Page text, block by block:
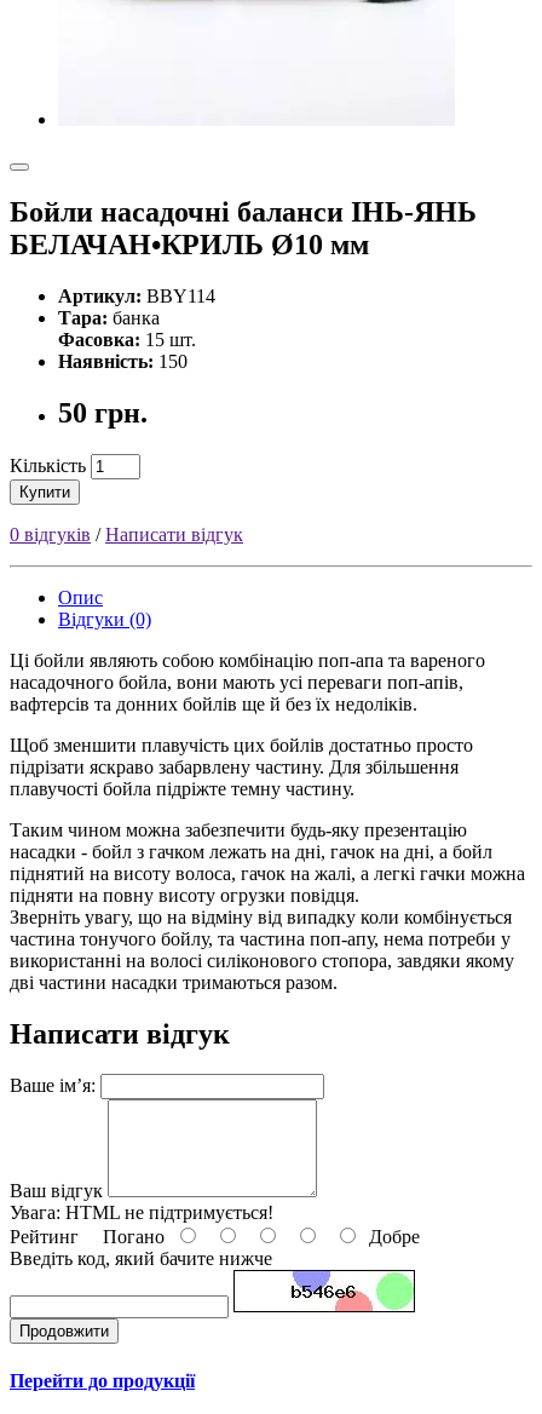
Бойли насадочні баланси ІНЬ-ЯНЬ
БЕЛАЧАН•КРИЛЬ Ø10 мм
Артикул: BBY114
Тара: банка
Фасовка: 15 шт.
Наявність: 150
50 грн.
Кількість
Купити
0 відгуків /Написати відгук
Опис
Відгуки (0)
Ці бойли являють собою комбінацію поп-апа та вареного
насадочного бойла, вони мають усі переваги поп-апів,
вафтерсів та донних бойлів ще й без їх недоліків.
Щоб зменшити плавучість цих бойлів достатньо просто
підрізати яскраво забарвлену частину. Для збільшення
плавучості бойла підріжте темну частину.
Таким чином можна забезпечити будь-яку презентацію
насадки - бойл з гачком лежать на дні, гачок на дні, а бойл
піднятий на висоту волоса, гачок на жалі, а легкі гачки можна
підняти на повну висоту огрузки повідця.
Зверніть увагу, що на відміну від випадку коли комбінується
частина тонучого бойлу, та частина поп-апу, нема потреби у
використанні на волосі силіконового стопора, завдяки якому
дві частини насадки тримаються разом.
Написати відгук
Ваше ім’я:
Ваш відгук
Увага: HTML не підтримується!
Рейтинг Погано
Добре
Введіть код, який бачите нижче
Продовжити
Перейти до продукції